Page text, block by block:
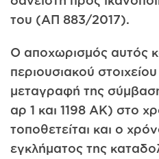
του (ΑΠ 883/2017).
Ο αποχωρισμός αυτός
περιουσιακού
μεταγραφή της
αρ 1 και 1198 ΑΚ) στο
τοποθετείται και ο
εγκλήματος της